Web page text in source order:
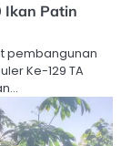
Ikan Patin
pembangunan
Ke-129 TA